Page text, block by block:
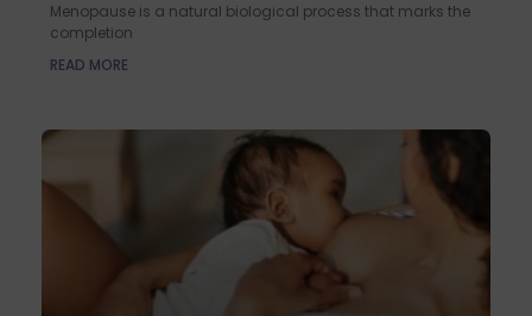
Menopause is a natural biological process that marks the
completion
READ MORE